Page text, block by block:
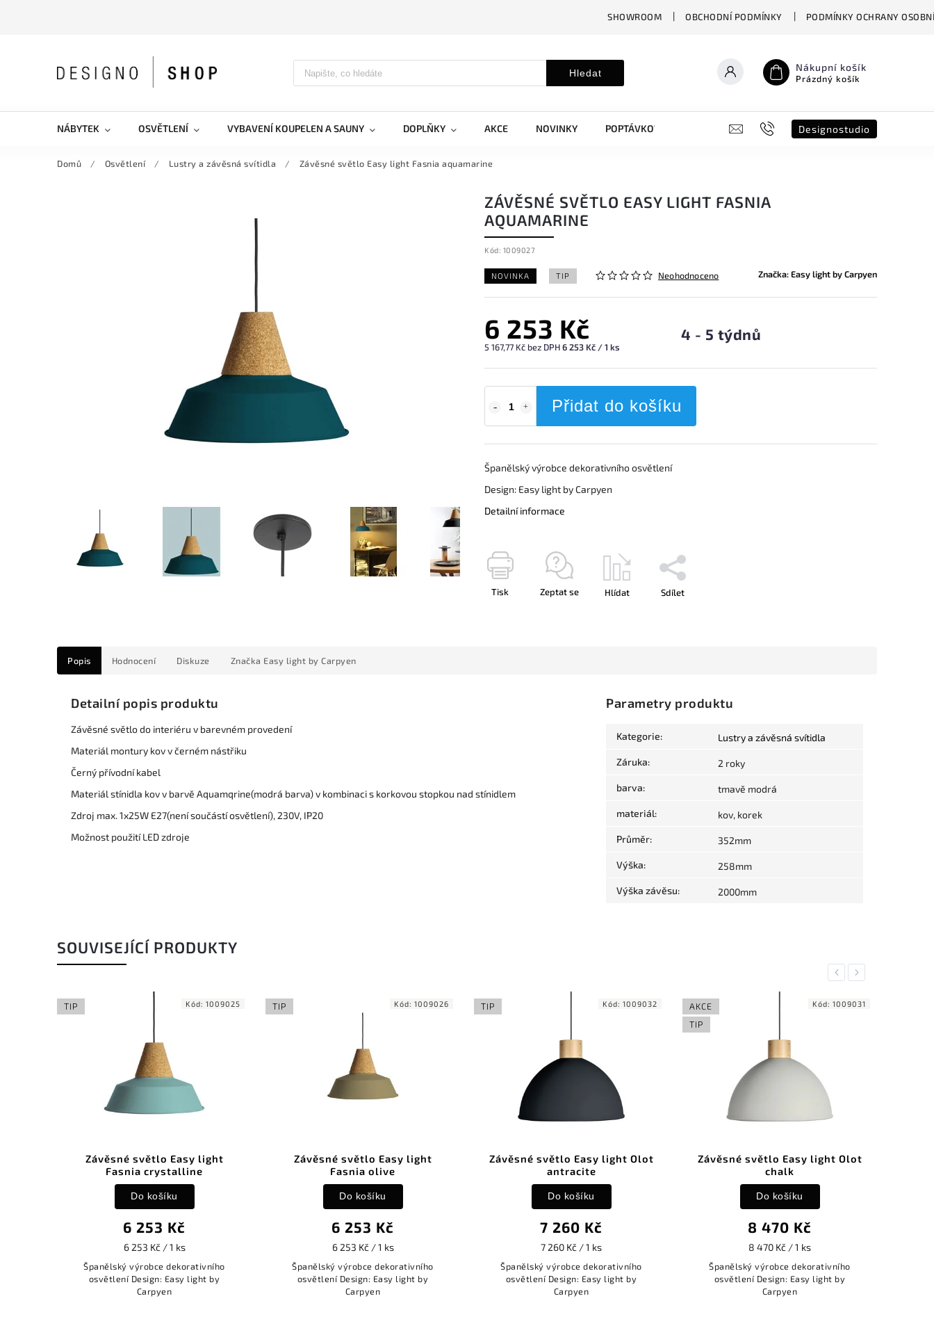
SHOWROOM OBCHODNÍ PODMÍNKY PODMÍNKY OCHRANY
Hledat Nákupní košík
Prázdný košík
NÁBYTEK OSVĚTLENÍ VYBAVENÍ KOUPELEN A SAUNY DOPLŇKY AKCE NOVINKY POPTÁVKOVÝ FORMULÁŘ B2B SHOWROOM
Designostudio
Domů / Osvětlení / Lustry a závěsná svítidla / Závěsné světlo Easy light Fasnia aquamarine
ZÁVĚSNÉ SVĚTLO EASY LIGHT FASNIA
AQUAMARINE
Kód: 1009027
NOVINKA TIP Neohodnoceno Značka:Easy light by Carpyen
6 253 Kč
5 167,77 Kč bez DPH6 253 Kč / 1 ks
4 - 5 týdnů
Přidat do košíku
Španělský výrobce dekorativního osvětlení
Design: Easy light by Carpyen
Detailní informace
Tisk Zeptat se Hlídat Sdílet
Popis Hodnocení Diskuze Značka Easy light by Carpyen
Detailní popis produktu
Závěsné světlo do interiéru v barevném provedení
Materiál montury kov v černém nástřiku
Černý přívodní kabel
Materiál stínidla kov v barvě Aquamqrine(modrá barva) v kombinaci s korkovou stopkou nad stínidlem
Zdroj max. 1x25W E27(není součástí osvětlení), 230V, IP20
Možnost použití LED zdroje
Parametry produktu
Kategorie: Lustry a závěsná svítidla
Záruka: 2 roky
barva: tmavě modrá
materiál: kov, korek
Průměr: 352mm
Výška: 258mm
Výška závěsu: 2000mm
SOUVISEJÍCÍ PRODUKTY
Previous
TIP
Závěsné světlo Easy light
Fasnia crystalline
6 253 Kč
6 253 Kč / 1 ks
Do košíku
Španělský výrobce dekorativního
osvětlení Design: Easy light by
Carpyen
Kód: 1009025 TIP
Závěsné světlo Easy light
Fasnia olive
6 253 Kč
6 253 Kč / 1 ks
Do košíku
Španělský výrobce dekorativního
osvětlení Design: Easy light by
Carpyen
Kód: 1009026 TIP
Závěsné světlo Easy light Olot
antracite
7 260 Kč
7 260 Kč / 1 ks
Do košíku
Španělský výrobce dekorativního
osvětlení Design: Easy light by
Carpyen
Kód: 1009032
AKCE
TIP
Závěsné světlo Easy light Olot
chalk
8 470 Kč
8 470 Kč / 1 ks
Do košíku
Španělský výrobce dekorativního
osvětlení Design: Easy light by
Carpyen
Kód: 1009031
Next